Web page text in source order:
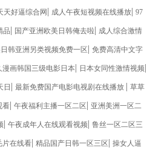
天好逼综合网 | 成人午夜短视频在线播放| 97
品| 国产亚洲欧美日韩俺去啦| 成人综合激情
韩亚洲另类视频免费一区| 免费高清中文字
漫画韩国三级电影日本| 日本女同性激情视频|
日 | 最新免费国产电影电视剧在线播放 | 草草
看| 午夜福利主播一区二区| 亚洲美洲一区二
| 午夜成年人在线观看视频| 鲁丝一区二区三
片在线看| 精品国产日韩一区三区| 操女人逼